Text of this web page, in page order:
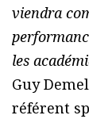
viendra
les
Guy
référent